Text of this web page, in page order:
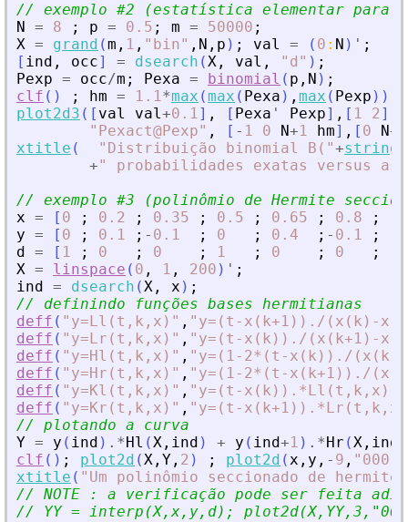
// exemplo #2 (estatística elementar para
N = 8 ; p = 0.5 ; m = 50000 ;
X = grand (m , 1 , " bin" , N , p ) ; val = ( 0 : N ) ' ;
[ ind , occ] = dsearch (X , val , " d " ) ;
Pexp = occ/m ; Pexa = binomial ( p , N ) ;
clf ( ) ; hm = 1.1*max (max ( Pexa ) , max ( Pexp ) )
plot2d3 ( [ val val+0.1] , [ Pexa ' Pexp] , [ 1 2]
" Pexact@Pexp" , [ - 1 0 N+1 hm] , [ 0 N+
xtitle ( " Distribuição binomial B( "+string
+"
probabilidades exatas versus as
// exemplo #3 (polinômio de Hermite
x = [ 0 ; 0.2 ; 0.35 ; 0.5 ; 0.65 ; 0.8 ;
y = [ 0 ; 0.1 ; - 0.1 ; 0 ; 0.4 ; - 0.1 ;
d = [ 1 ; 0 ; 0 ; 1 ; 0 ; 0 ;
X = linspace ( 0 , 1 , 200 ) ' ;
ind = dsearch (X , x ) ;
// definindo funções bases hermitianas
deff ( " y=Ll(t,k,x) " , " y=(t-x(k+1))./(x(k)-
deff ( " y=Lr(t,k,x) " , " y=(t-x(k))./(x(k+1)-
deff ( " y=Hl(t,k,x) " , " y=(1-2*(t-x(k))./
deff ( " y=Hr(t,k,x) " , " y=(1-2*(t-x(k+1))./
deff ( " y=Kl(t,k,x) " , " y=(t-
deff ( " y=Kr(t,k,x) " , " y=(t-
// plotando a curva
Y = y ( ind ) .*Hl (X , ind ) + y ( ind+1 ) .*Hr (X , ind
clf ( ) ; plot2d (X , Y , 2 ) ; plot2d (x , y , - 9 , " 000
xtitle ( " Um polinômio seccionado de hermite
// NOTE : a verificação pode ser feita
// YY = interp(X,x,y,d); plot2d(X,YY,3, "000